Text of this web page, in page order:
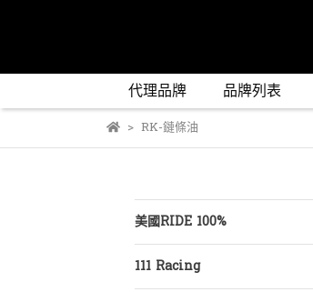
代理品牌 品牌列表
RK-鏈條油
美國RIDE 100%
111 Racing